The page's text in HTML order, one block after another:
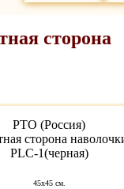
сторона
РТО (Россия)
сторона
PLC-1(черная)
45х45 см.